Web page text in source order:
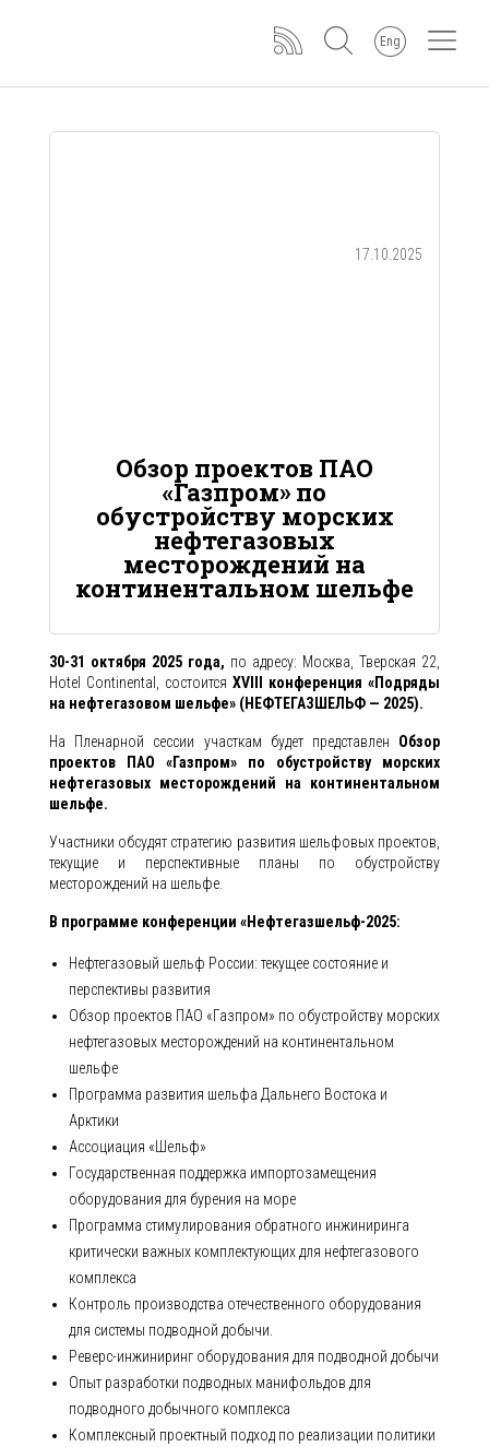
Eng
17.10.2025
Обзор проектов ПАО
«Газпром» по
обустройству морских
нефтегазовых
месторождений на
континентальном шельфе
30-31 октября 2025 года, по адресу: Москва, Тверская 22,
Hotel Continental, состоится XVIII конференция «Подряды
на нефтегазовом шельфе» (НЕФТЕГАЗШЕЛЬФ — 2025).
На Пленарной сессии участкам будет представлен Обзор
проектов ПАО «Газпром» по обустройству морских
нефтегазовых месторождений на континентальном
шельфе.
Участники обсудят стратегию развития шельфовых проектов,
текущие и перспективные планы по обустройству
месторождений на шельфе.
В программе конференции «Нефтегазшельф-2025:
Нефтегазовый шельф России: текущее состояние и
перспективы развития
Обзор проектов ПАО «Газпром» по обустройству морских
нефтегазовых месторождений на континентальном
шельфе
Программа развития шельфа Дальнего Востока и
Арктики
Ассоциация «Шельф»
Государственная поддержка импортозамещения
оборудования для бурения на море
Программа стимулирования обратного инжиниринга
критически важных комплектующих для нефтегазового
комплекса
Контроль производства отечественного оборудования
для системы подводной добычи.
Реверс-инжиниринг оборудования для подводной добычи
Опыт разработки подводных манифольдов для
подводного добычного комплекса
Комплексный проектный подход по реализации политики